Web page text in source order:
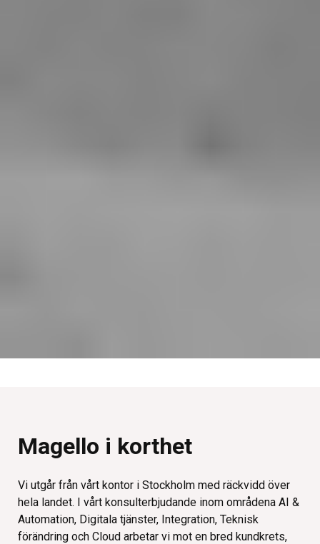
Magello i korthet
Vi utgår från vårt kontor i Stockholm med räckvidd över
hela landet. I vårt konsulterbjudande inom områdena AI &
Automation, Digitala tjänster, Integration, Teknisk
förändring och Cloud arbetar vi mot en bred kundkrets,